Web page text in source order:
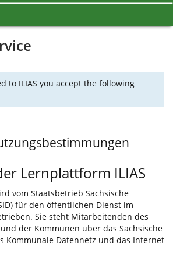
to ILIAS you accept the following
Lernplattform ILIAS
vom Staatsbetrieb Sächsische
für den öffentlichen Dienst im
Sie steht Mitarbeitenden des
der Kommunen über das Sächsische
Kommunale Datennetz und das Internet